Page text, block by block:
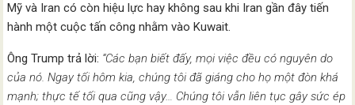
Mỹ và Iran có còn hiệu lực hay không sau khi Iran gần đây tiến
hành một cuộc tấn công nhằm vào Kuwait.
Ông Trump trả lời: “Các bạn biết đấy, mọi việc đều có nguyên do
của nó. Ngay tối hôm kia, chúng tôi đã giáng cho họ một đòn khá
mạnh; thực tế tối qua cũng vậy… Chúng tôi vẫn liên tục gây sức ép